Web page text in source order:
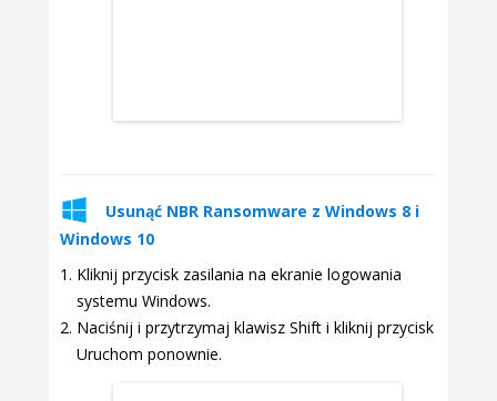
Usunąć NBR Ransomware z Windows 8 i
Windows 10
Kliknij przycisk zasilania na ekranie logowania
systemu Windows.
Naciśnij i przytrzymaj klawisz Shift i kliknij przycisk
Uruchom ponownie.